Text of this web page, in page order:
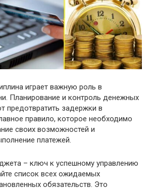
играет важную роль в
Планирование и контроль денежных
предотвратить задержки в
правило, которое необходимо
своих возможностей и
платежей.
– ключ к успешному управлению
список всех ожидаемых
обязательств. Это